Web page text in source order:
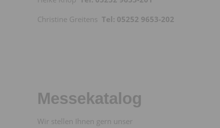
Christine Greitens Tel: 05252 9653-202
Messekatalog
Wir stellen Ihnen gern unser